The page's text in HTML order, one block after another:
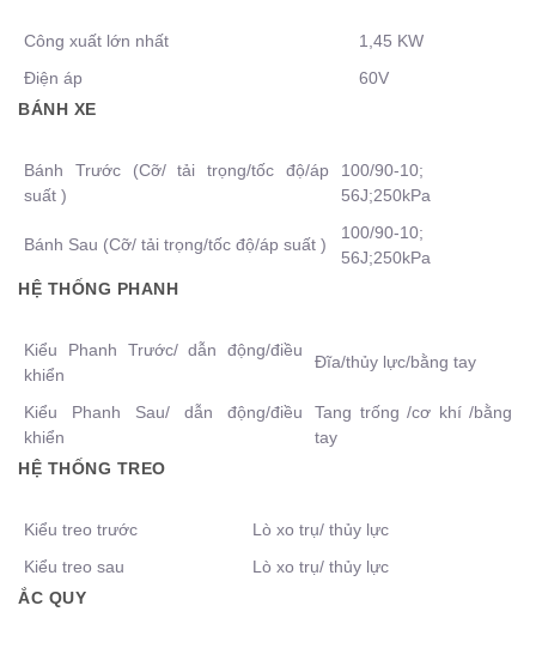
Công xuất lớn nhất
1,45 KW
Điện áp
60V
BÁNH XE
Bánh Trước (Cỡ/ tải trọng/tốc độ/áp
suất )
100/90-10;
56J;250kPa
Bánh Sau (Cỡ/ tải trọng/tốc độ/áp suất )
100/90-10;
56J;250kPa
HỆ THỐNG PHANH
Kiểu Phanh Trước/ dẫn động/điều
khiển
Đĩa/thủy lực/bằng tay
Kiểu Phanh Sau/ dẫn động/điều
khiển
Tang trống /cơ khí /bằng
tay
HỆ THỐNG TREO
Kiểu treo trước
Lò xo trụ/ thủy lực
Kiểu treo sau
Lò xo trụ/ thủy lực
ẮC QUY